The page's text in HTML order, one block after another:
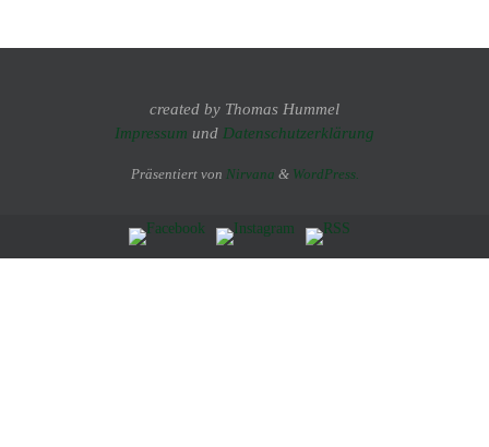
created by Thomas Hummel
Impressum und Datenschutzerklärung
Präsentiert von Nirvana & WordPress.